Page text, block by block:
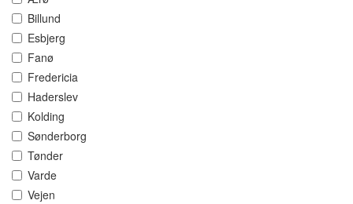
Billund
Esbjerg
Fanø
Fredericia
Haderslev
Kolding
Sønderborg
Tønder
Varde
Vejen